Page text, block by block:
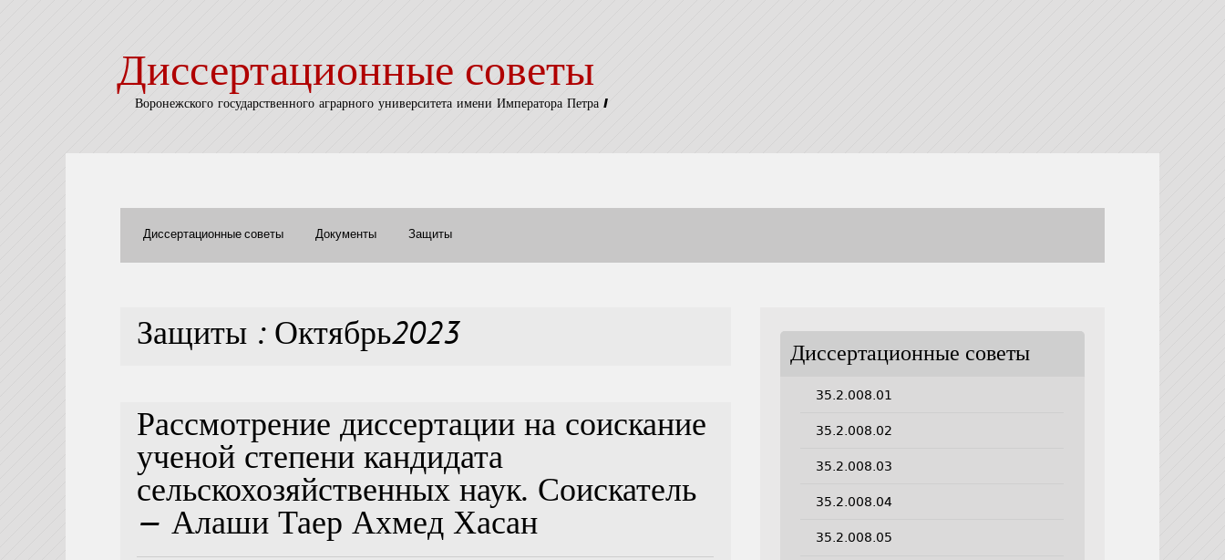
Диссертационные советы
Воронежского государственного аграрного университета имени Императора Петра I
Диссертационные советы Документы Защиты
Защиты : Октябрь2023
Рассмотрение диссертации на соискание
ученой степени кандидата
сельскохозяйственных наук. Соискатель
— Алаши Таер Ахмед Хасан
Диссертационные советы
35.2.008.01
35.2.008.02
35.2.008.03
35.2.008.04
35.2.008.05